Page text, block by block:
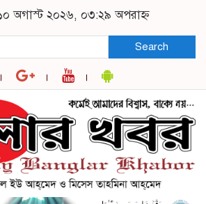
অগাস্ট ২০২৬, ০৩:২৯ অপরাহ্ন
Search